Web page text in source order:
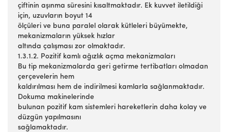
çiftinin aşınma süresini kısaltmaktadır. Ek kuvvet iletildiği
için, uzuvların boyut 14
ölçüleri ve buna paralel olarak kütleleri büyümekte,
mekanizmaların yüksek hızlar
altında çalışması zor olmaktadır.
1.3.1.2. Pozitif kamlı ağızlık açma mekanizmaları
Bu tip mekanizmalarda geri getirme tertibatları olmadan
çerçevelerin hem
kaldırılması hem de indirilmesi kamlarla sağlanmaktadır.
Dokuma makinelerinde
bulunan pozitif kam sistemleri hareketlerin daha kolay ve
düzgün yapılmasını
sağlamaktadır.